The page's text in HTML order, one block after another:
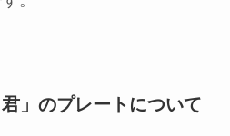
トが書かれています。